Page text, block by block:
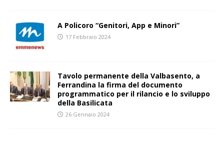
A Policoro “Genitori, App e Minori”
17 Febbraio 2024
Tavolo permanente della Valbasento, a
Ferrandina la firma del documento
programmatico per il rilancio e lo sviluppo
della Basilicata
26 Gennaio 2024